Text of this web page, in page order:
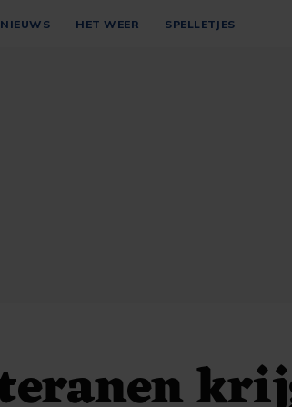
NIEUWS HET WEER SPELLETJES